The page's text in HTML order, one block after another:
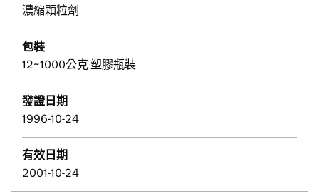
濃縮顆粒劑
包裝
12~1000公克 塑膠瓶裝
發證日期
1996-10-24
有效日期
2001-10-24